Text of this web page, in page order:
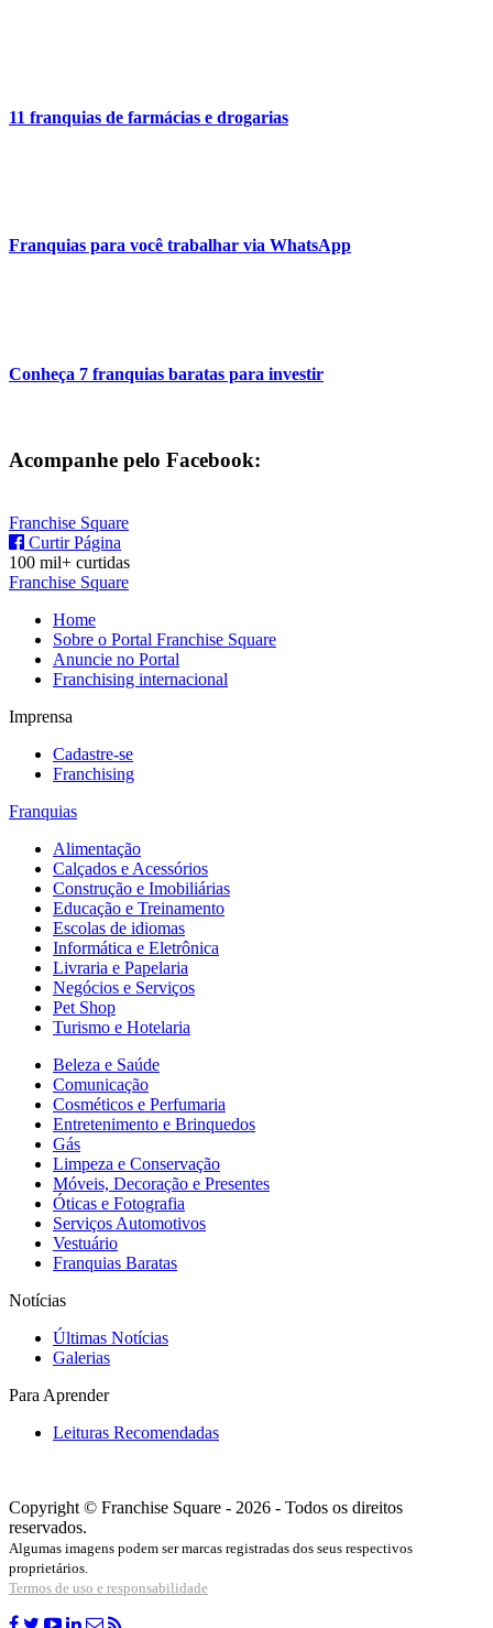
11 franquias de farmácias e drogarias
Franquias para você trabalhar via WhatsApp
Conheça 7 franquias baratas para investir
Acompanhe pelo Facebook:
Franchise Square
Curtir Página
100 mil+ curtidas
Franchise Square
Home
Sobre o Portal Franchise Square
Anuncie no Portal
Franchising internacional
Imprensa
Cadastre-se
Franchising
Franquias
Alimentação
Calçados e Acessórios
Construção e Imobiliárias
Educação e Treinamento
Escolas de idiomas
Informática e Eletrônica
Livraria e Papelaria
Negócios e Serviços
Pet Shop
Turismo e Hotelaria
Beleza e Saúde
Comunicação
Cosméticos e Perfumaria
Entretenimento e Brinquedos
Gás
Limpeza e Conservação
Móveis, Decoração e Presentes
Óticas e Fotografia
Serviços Automotivos
Vestuário
Franquias Baratas
Notícias
Últimas Notícias
Galerias
Para Aprender
Leituras Recomendadas
Copyright © Franchise Square - 2026 - Todos os direitos
reservados.
Algumas imagens podem ser marcas registradas dos seus respectivos
proprietários.
Termos de uso e responsabilidade